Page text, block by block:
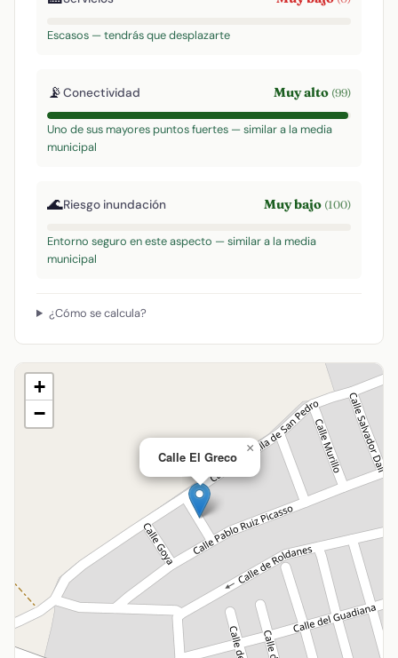
Escasos — tendrás que desplazarte
📡Conectividad Muy alto (99)
Uno de sus mayores puntos fuertes — similar a la media
municipal
🌊Riesgo inundación Muy bajo (100)
Entorno seguro en este aspecto — similar a la media
municipal
¿Cómo se calcula?
Calle El Greco
×
+
−